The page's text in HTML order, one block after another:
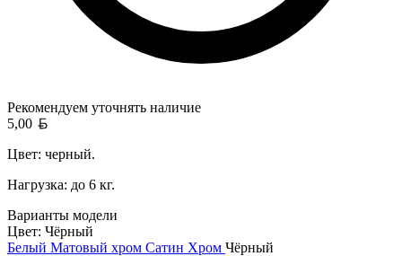
Рекомендуем уточнять наличие
5,00
Цвет: черный.
Нагрузка: до 6 кг.
Варианты модели
Цвет: Чёрный
Белый Матовый хром Сатин Хром Чёрный